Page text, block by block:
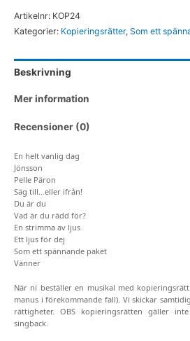
Kopieringsrätt
mängd
Artikelnr: KOP24
Kategorier: Kopieringsrätter, Som ett
Beskrivning
Mer information
Recensioner (0)
En helt vanlig dag
Jönsson
Pelle Päron
Säg till…eller ifrån!
Du är du
Vad är du rädd för?
En strimma av ljus
Ett ljus för dej
Som ett spännande paket
Vänner
När ni beställer en musikal med
manus i förekommande fall). Vi skickar
rättigheter. OBS kopieringsrätten gäller
singback.